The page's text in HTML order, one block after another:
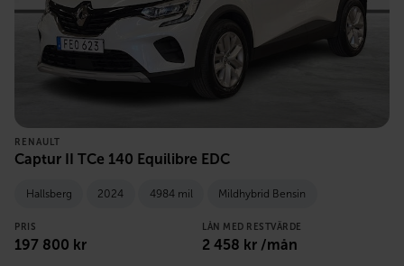
RENAULT
Captur II TCe 140 Equilibre EDC
Hallsberg 2024 4984 mil Mildhybrid Bensin
PRIS
197 800 kr
LÅN MED RESTVÄRDE
2 458 kr /mån